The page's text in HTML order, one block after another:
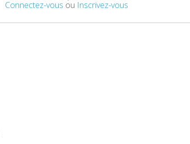
Connectez-vous ou Inscrivez-vous